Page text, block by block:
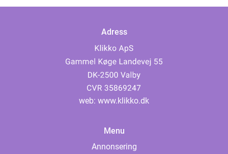
Adress
web: www.klikko.dk
Menu
Annonsering